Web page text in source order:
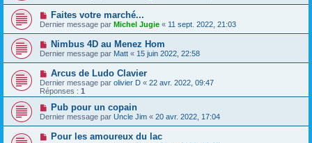
Faites votre marché...
Dernier message par Michel Jugie « 11 sept. 2022, 21:03
Nimbus 4D au Menez Hom
Dernier message par Matt « 15 juin 2022, 22:58
Arcus de Ludo Clavier
Dernier message par olivier D « 22 avr. 2022, 09:47
Réponses : 1
Pub pour un copain
Dernier message par Uncle Jim « 20 avr. 2022, 17:04
Pour les amoureux du lac